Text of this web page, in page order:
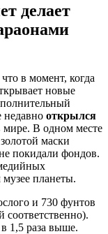
делает
в момент, когда
новые
недавно открылся
мире. В одном месте
маски
покидали фондов.
планеты.
и 730 фунтов
соответственно).
1,5 раза выше.